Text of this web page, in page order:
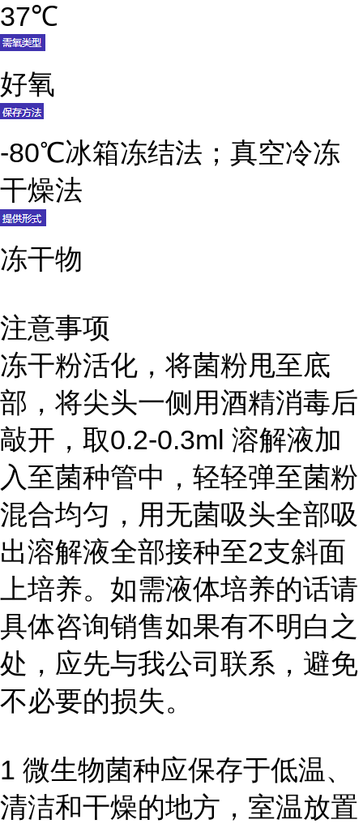
37℃
好氧
-80℃冰箱冻结法；真空冷冻
干燥法
冻干物
注意事项
冻干粉活化，将菌粉甩至底
部，将尖头一侧用酒精消毒后
敲开，取0.2-0.3ml 溶解液加
入至菌种管中，轻轻弹至菌粉
混合均匀，用无菌吸头全部吸
出溶解液全部接种至2支斜面
上培养。如需液体培养的话请
具体咨询销售如果有不明白之
处，应先与我公司联系，避免
不必要的损失。
1 微生物菌种应保存于低温、
清洁和干燥的地方，室温放置